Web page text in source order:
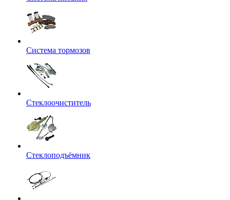
Система тормозов
Стеклоочиститель
Стеклоподъёмник